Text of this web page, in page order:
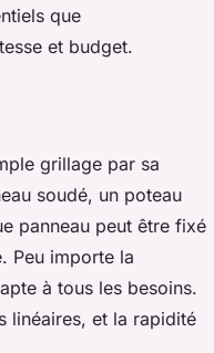
que
et budget.
grillage par sa
soudé, un poteau
panneau peut être fixé
Peu importe la
à tous les besoins.
linéaires, et la rapidité